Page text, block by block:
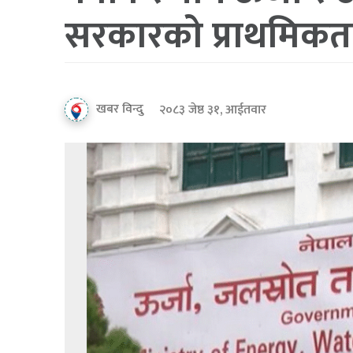
सरकारको
खबर विन्दु २०८३ जेष्ठ ३१, आईतवार